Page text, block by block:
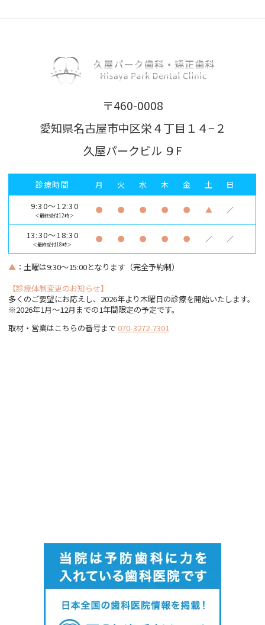
〒460-0008
愛知県名古屋市中区栄４丁目１４−２
久屋パークビル ９F
診療時間 月 火 水 木 金 土
日
9:30～12:30
＜最終受付12時＞
● ● ● ● ● ▲ ／
13:30～18:30
＜最終受付18時＞
● ● ● ● ● ／ ／
▲ ：土曜は9:30～15:00となります（完全予約制）
【診療体制変更のお知らせ】
多くのご要望にお応えし、2026年より木曜日の診療を開始いたします。
※2026年1月〜12月までの1年間限定の予定です。
取材・営業はこちらの番号まで 070-3272-7301